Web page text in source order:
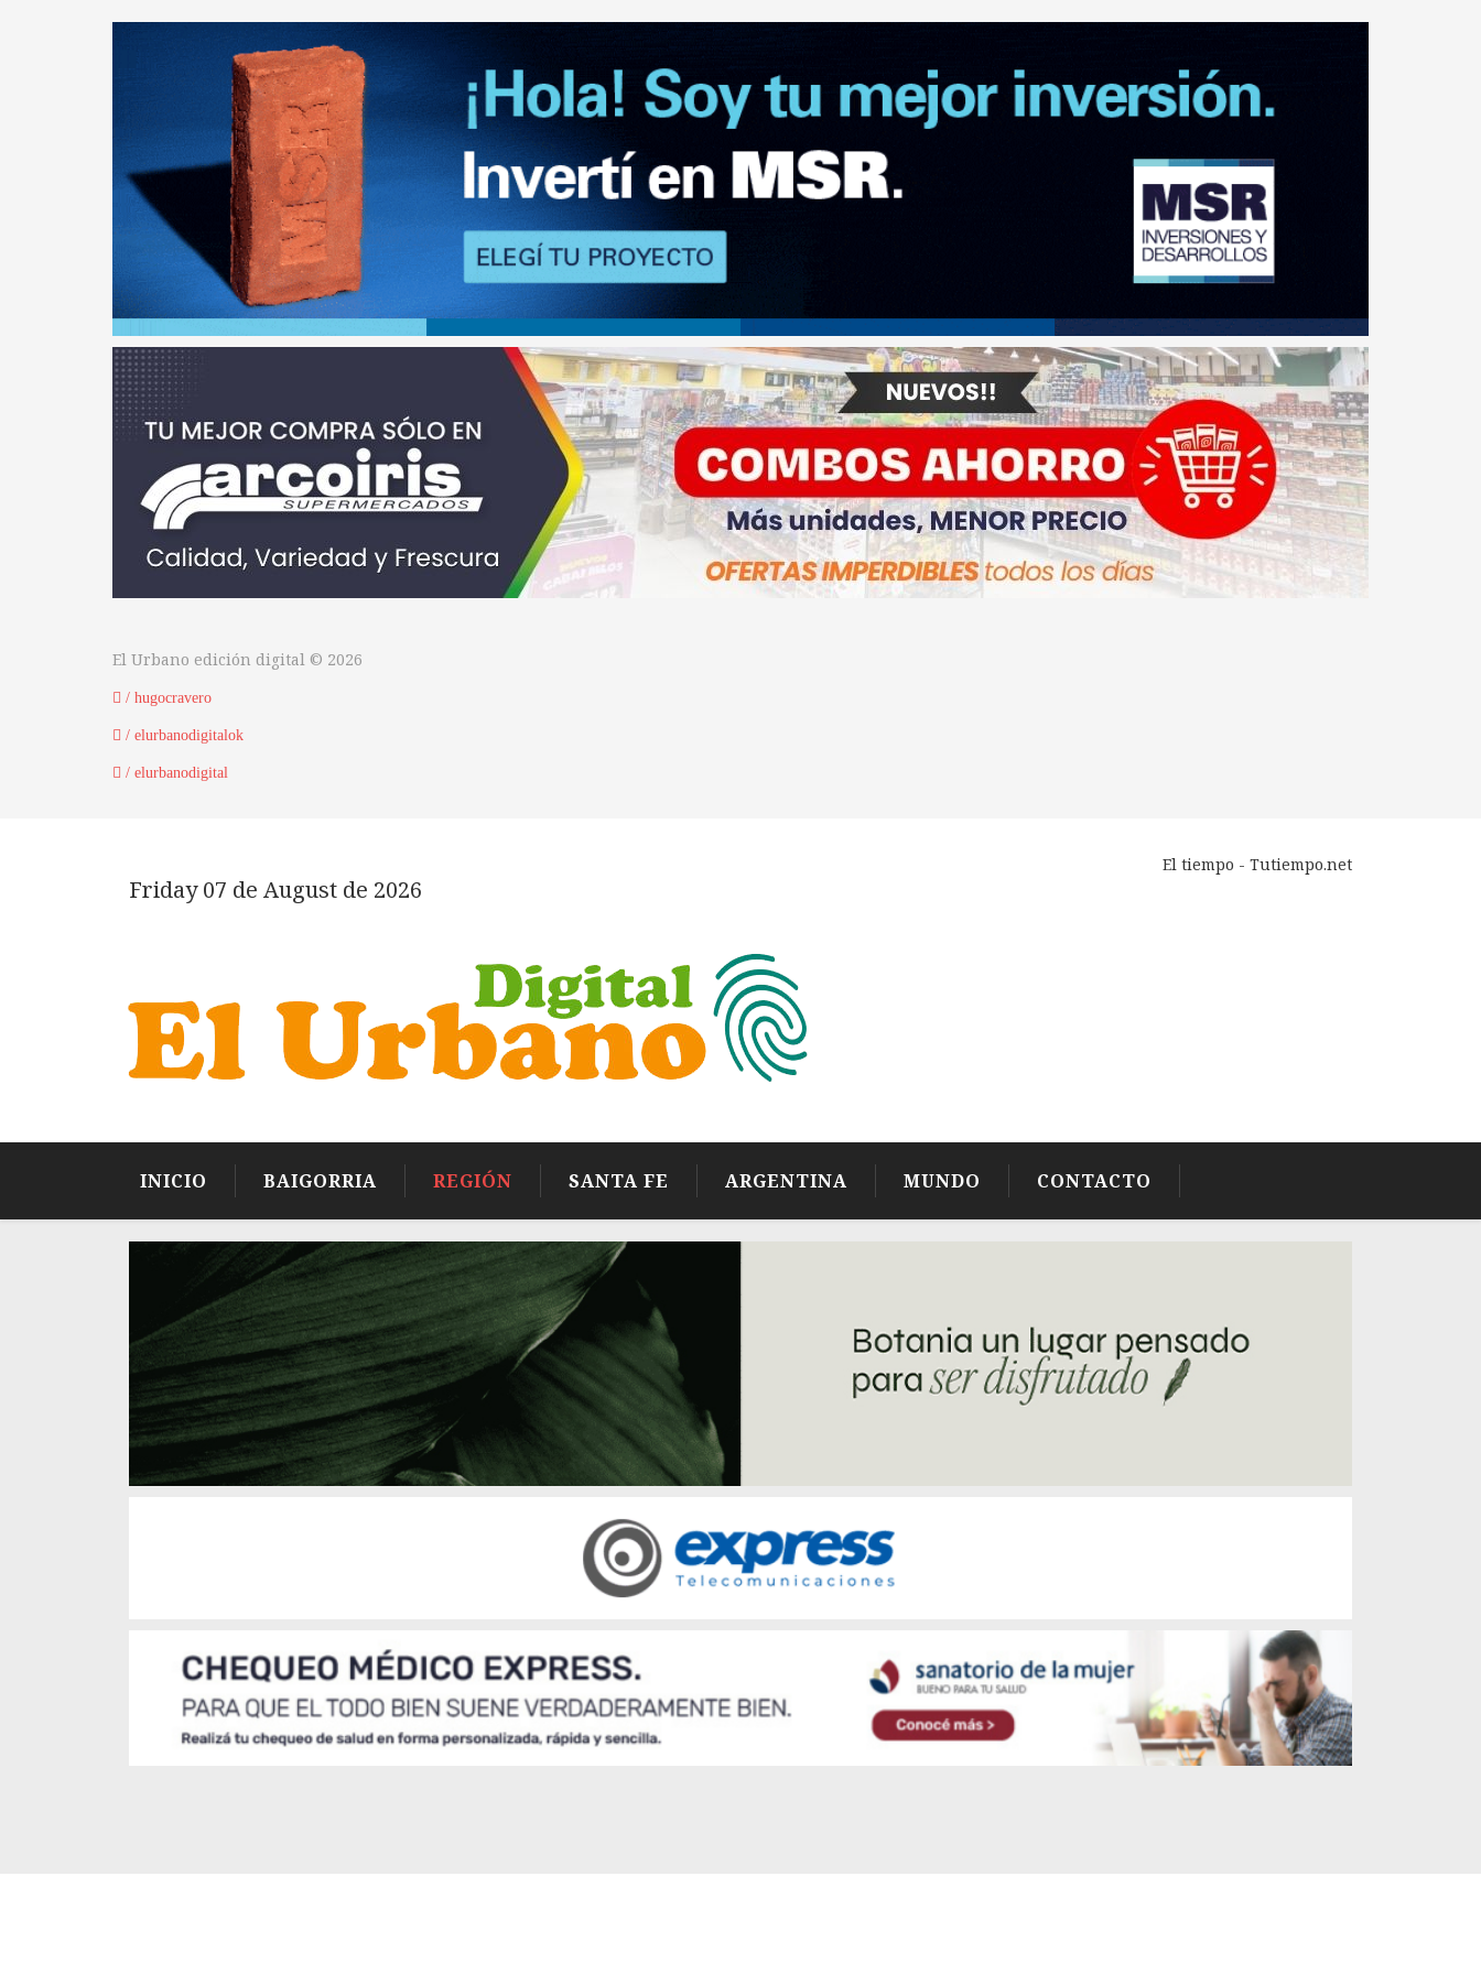
El Urbano edición digital © 2026
/ hugocravero
/ elurbanodigitalok
/ elurbanodigital
Friday 07 de August de 2026
El tiempo - Tutiempo.net
INICIO BAIGORRIA REGIÓN SANTA FE ARGENTINA MUNDO CONTACTO